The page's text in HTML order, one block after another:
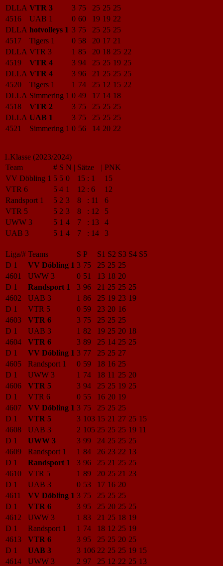
DLLA VTR 3 3 75 25 25 25
4516
UAB 1 0 60 19 19 22
DLLA hotvolleys 1 3 75 25 25 25
4517
Tigers 1 0 58 20 17 21
DLLA VTR 3 1 85 20 18 25 22
4519
VTR 4 3 94 25 25 19 25
DLLA VTR 4 3 96 21 25 25 25
4520
Tigers 1 1 74 25 12 15 22
DLLA Simmering 1 0 49 17 14 18
4518
VTR 2 3 75 25 25 25
DLLA UAB 1 3 75 25 25 25
4521
Simmering 1 0 56 14 20 22
1.Klasse (2023/2024)
Team
# S N | Sätze | PNK
VV Döbling 1 5 5 0 15 : 1
15
VTR 6
5 4 1 12 : 6
12
Randsport 1
5 2 3 8 : 11
6
VTR 5
5 2 3 8 : 12
5
UWW 3
5 1 4 7 : 13
4
UAB 3
5 1 4 7 : 14 3
Liga/# Teams S P S1 S2 S3 S4 S5
D 1
VV Döbling 1 3 75 25 25 25
4601
UWW 3 0 51 13 18 20
D 1
Randsport 1 3 96 21 25 25 25
4602
UAB 3 1 86 25 19 23 19
D 1
VTR 5 0 59 23 20 16
4603
VTR 6 3 75 25 25 25
D 1
UAB 3 1 82 19 25 20 18
4604
VTR 6 3 89 25 14 25 25
D 1
VV Döbling 1 3 77 25 25 27
4605
Randsport 1 0 59 18 16 25
D 1
UWW 3 1 74 18 11 25 20
4606
VTR 5 3 94 25 25 19 25
D 1
VTR 6 0 55 16 20 19
4607
VV Döbling 1 3 75 25 25 25
D 1
VTR 5 3 103 15 21 27 25 15
4608
UAB 3 2 105 25 25 25 19 11
D 1
UWW 3 3 99 24 25 25 25
4609
Randsport 1 1 84 26 23 22 13
D 1
Randsport 1 3 96 25 21 25 25
4610
VTR 5 1 89 20 25 21 23
D 1
UAB 3 0 53 17 16 20
4611
VV Döbling 1 3 75 25 25 25
D 1
VTR 6 3 95 25 20 25 25
4612
UWW 3 1 83 21 25 18 19
D 1
Randsport 1 1 74 18 12 25 19
4613
VTR 6 3 95 25 25 20 25
D 1
UAB 3 3 106 22 25 25 19 15
4614
UWW 3 2 97 25 12 22 25 13